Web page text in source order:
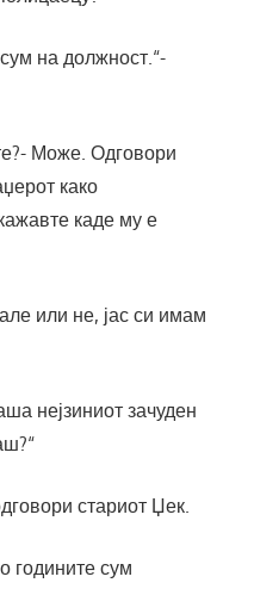
на должност.“-
Може. Одговори
како
каде му е
или не, јас си имам
нејзиниот зачуден
стариот Џек.
годините сум